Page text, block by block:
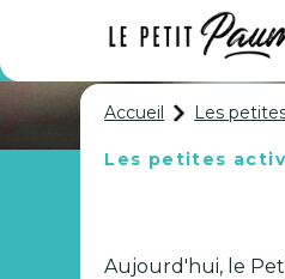
Accueil Les
Les petites
Aujourd'hui, le